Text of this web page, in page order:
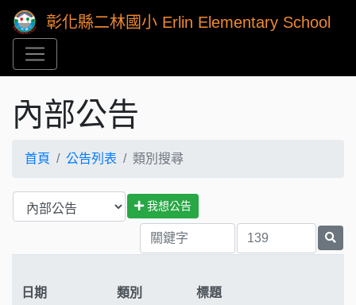
彰化縣二林國小 Erlin Elementary School
內部公告
首頁 公告列表 類別搜尋
我想公告
日期 類別 標題